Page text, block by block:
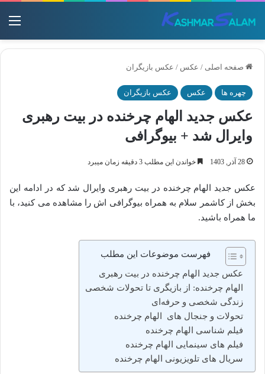
صفحه اصلی / عکس / عکس بازیگران
چهره ها عکس عکس بازیگران
عکس جدید الهام چرخنده در بیت رهبری
وایرال شد + بیوگرافی
28 آذر, 1403 خواندن این مطلب 3 دقیقه زمان میبرد
عکس جدید الهام چرخنده در بیت رهبری وایرال شد که در ادامه این
بخش از کاشمر سلام به همراه بیوگرافی اش را مشاهده می کنید، با
ما همراه باشید.
فهرست موضوعات این مطلب
عکس جدید الهام چرخنده در بیت رهبری
الهام چرخنده: از بازیگری تا تحولات شخصی
زندگی شخصی و حرفه‌ای
تحولات و جنجال‌ های الهام چرخنده
فیلم‌ شناسی الهام چرخنده
فیلم‌ های سینمایی الهام چرخنده
سریال‌ های تلویزیونی الهام چرخنده